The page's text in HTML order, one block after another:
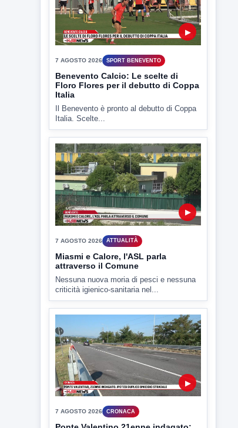
7 AGOSTO 2026
Miasmi e Calore, l'ASL parla
attraverso il Comune
Nessuna nuova moria di pesci e nessuna
criticità igienico-sanitaria nel...
7 AGOSTO 2026 CRONACA
Ponte Valentino,21enne indagato:
ipotesi duplice omicidio stradale
Incidente mortale a Ponte Valentino,
indagato il 21enne alla guida...